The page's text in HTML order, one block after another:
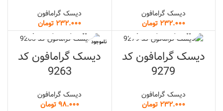
دیسک گرامافون
تومان
دیسک گرامافون
تومان
دیسک گرامافون کد
9279
دیسک گرامافون
تومان
ناموجود
دیسک گرامافون کد
9263
دیسک گرامافون
تومان